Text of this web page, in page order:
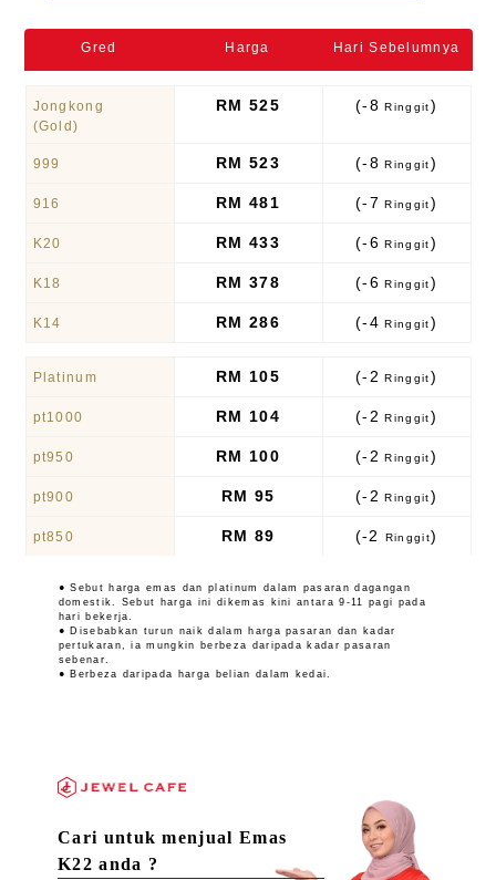
Gred Harga Hari Sebelumnya
Jongkong
(Gold)
RM 525 (-8 Ringgit)
999 RM 523 (-8 Ringgit)
916 RM 481 (-7 Ringgit)
K20 RM 433 (-6 Ringgit)
K18 RM 378 (-6 Ringgit)
K14 RM 286 (-4 Ringgit)
Platinum RM 105 (-2 Ringgit)
pt1000 RM 104 (-2 Ringgit)
pt950 RM 100 (-2 Ringgit)
pt900 RM 95 (-2 Ringgit)
pt850 RM 89 (-2 Ringgit)
● Sebut harga emas dan platinum dalam pasaran dagangan
domestik. Sebut harga ini dikemas kini antara 9-11 pagi pada
hari bekerja.
● Disebabkan turun naik dalam harga pasaran dan kadar
pertukaran, ia mungkin berbeza daripada kadar pasaran
sebenar.
● Berbeza daripada harga belian dalam kedai.
Cari untuk menjual Emas
K22 anda ?